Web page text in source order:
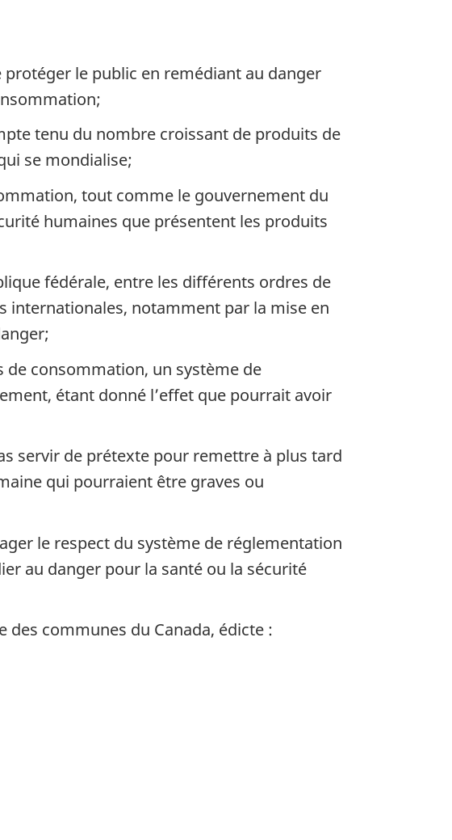
le public en remédiant au danger
tenu du nombre croissant de produits de
se mondialise;
tout comme le gouvernement du
humaines que présentent les produits
fédérale, entre les différents ordres de
internationales, notamment par la mise en
de consommation, un système de
étant donné l’effet que pourrait avoir
servir de prétexte pour remettre à plus tard
qui pourraient être graves ou
le respect du système de réglementation
au danger pour la santé ou la sécurité
des communes du Canada, édicte :